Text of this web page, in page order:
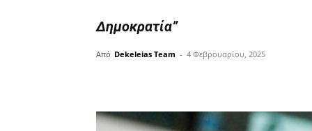
Δημοκρατία”
Από Dekeleias Team - 4 Φεβρουαρίου, 2025